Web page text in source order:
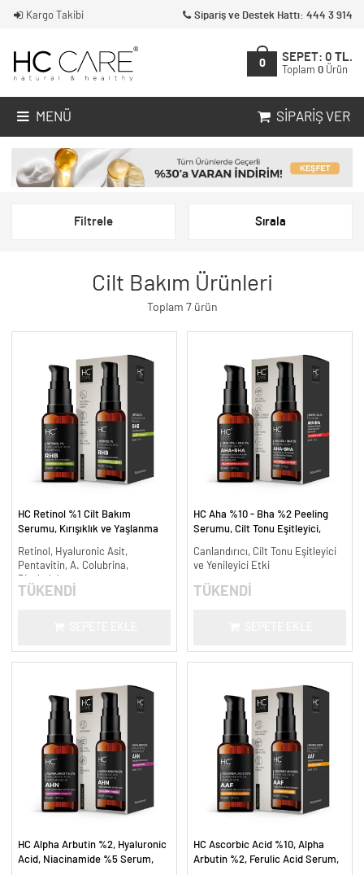
Kargo Takibi Sipariş ve Destek Hattı: 444 3 914
0
SEPET: 0 TL.
Toplam 0 Ürün
MENÜ SIPARIŞ VER
Filtrele Sırala
Cilt Bakım Ürünleri
Toplam 7 ürün
HC Retinol %1 Cilt Bakım
Serumu, Kırışıklık ve Yaşlanma
Retinol, Hyaluronic Asit,
Pentavitin, A. Colubrina,
Bisabolol
TÜKENDİ
HC Aha %10 - Bha %2 Peeling
Serumu, Cilt Tonu Eşitleyici,
Canlandırıcı, Cilt Tonu Eşitleyici
ve Yenileyici Etki
TÜKENDİ
HC Alpha Arbutin %2, Hyaluronic
Acid, Niacinamide %5 Serum,
HC Ascorbic Acid %10, Alpha
Arbutin %2, Ferulic Acid Serum,